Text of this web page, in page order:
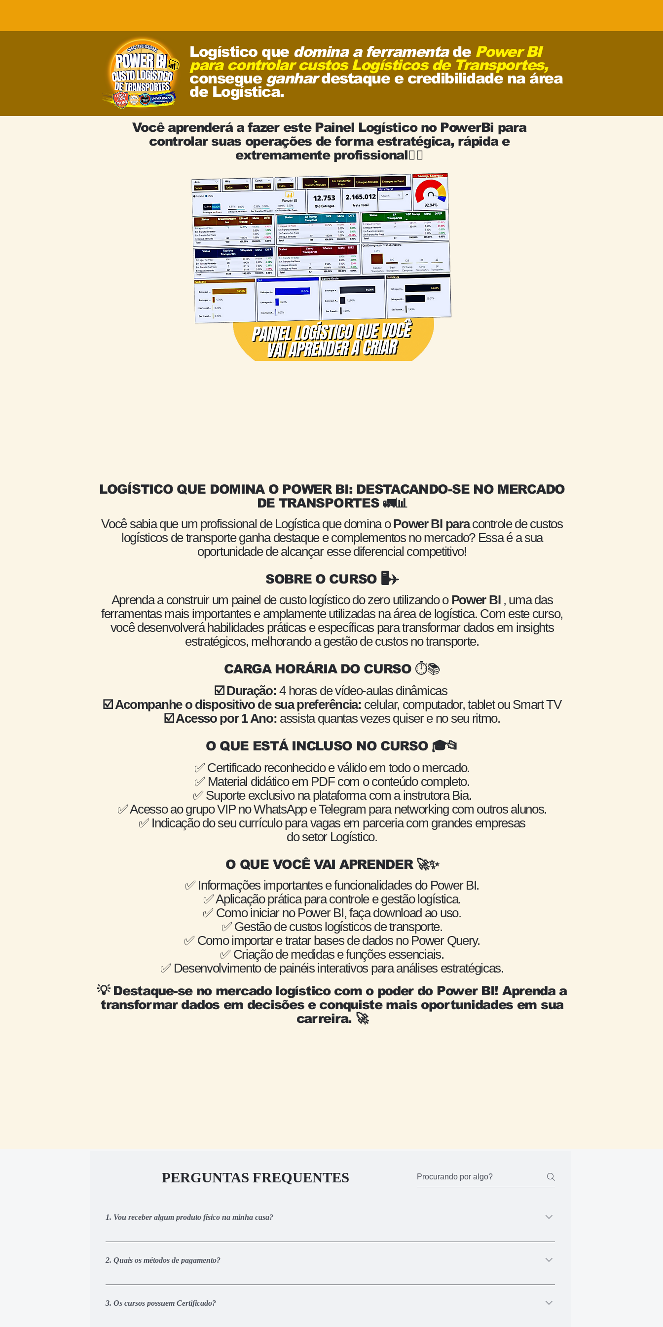
Logístico que domina a ferramentade Power BI
para controlar custos Logísticos de Transportes,
consegue ganhar destaque e credibilidadena área
de Logística.
Você aprenderá a fazer este Painel Logístico no PowerBi para
controlar suas operações de forma estratégica, rápida e
extremamente profissional👇🏻
LOGÍSTICO QUE DOMINA O POWER BI: DESTACANDO-SE NO MERCADO
DE TRANSPORTES 🚛📊
Você sabia que um profissional de Logística que domina oPower BI paracontrole de custos
logísticos de transporte ganha destaque e complementos no mercado? Essa é a sua
oportunidade de alcançar esse diferencial competitivo!
SOBRE O CURSO 🖥️✈️
Aprenda a construir um painel de custo logístico do zero utilizando o Power BI , uma das
ferramentas mais importantes e amplamente utilizadas na área de logística. Com este curso,
você desenvolverá habilidades práticas e específicas para transformar dados em insights
estratégicos, melhorando a gestão de custos no transporte.
CARGA HORÁRIA DO CURSO ⏱️📚
☑️ Duração:4 horas de vídeo-aulas dinâmicas
☑️ Acompanhe o dispositivo de sua preferência: celular, computador, tablet ou Smart TV
☑️ Acesso por 1 Ano: assista quantas vezes quiser e no seu ritmo.
O QUE ESTÁ INCLUSO NO CURSO 🎓📂
✅ Certificado reconhecido e válido em todo o mercado.
✅ Material didático em PDF com o conteúdo completo.
✅ Suporte exclusivo na plataforma com a instrutora Bia.
✅ Acesso ao grupo VIP no WhatsApp e Telegram para networking com outros alunos.
✅ Indicação do seu currículo para vagas em parceria com grandes empresas
do setor Logístico.
O QUE VOCÊ VAI APRENDER 🚀✨
✅ Informações importantes e funcionalidades do Power BI.
✅ Aplicação prática para controle e gestão logística.
✅ Como iniciar no Power BI, faça download ao uso.
✅ Gestão de custos logísticos de transporte.
✅ Como importar e tratar bases de dados no Power Query.
✅ Criação de medidas e funções essenciais.
✅ Desenvolvimento de painéis interativos para análises estratégicas.
💡 Destaque-se no mercado logístico com o poder do Power BI! Aprenda a
transformar dados em decisões e conquiste mais oportunidades em sua
carreira. 🚀
PERGUNTAS FREQUENTES
1. Vou receber algum produto físico na minha casa?
Não. Todo o conteúdo do treinamento é 100% online. Assim que realizar a sua inscrição, você receberá um email, onde terá o acesso a
2. Quais os métodos de pagamento?
Você pode pagar via cartão de crédito e parcelar em até 12x. Caso opte por realizar o pagamento à vista, pode fazer via PIX ou Boleto. Ao
acesso de 1 a 3 dias úteis após o pagamento do boleto.
3. Os cursos possuem Certificado?